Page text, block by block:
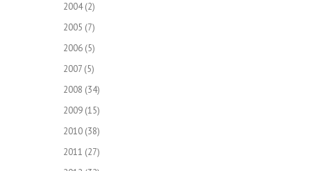
2004(2)
2005 (7)
2006 (5)
2007 (5)
2008 (34)
2009 (15)
2010 (38)
2011 (27)